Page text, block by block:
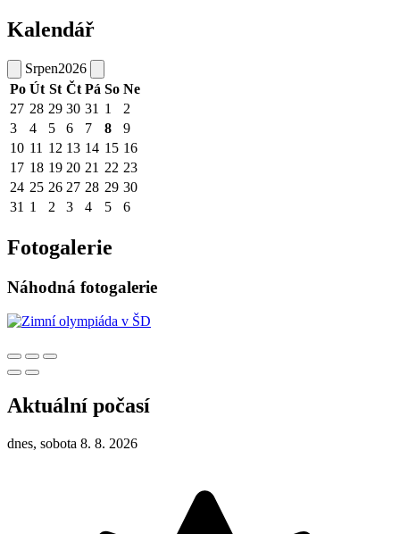
Kalendář
Srpen2026
Po Út St Čt Pá So Ne
27 28 29 30 31 1
2
3
4 5 6 7 8
9
10 11 12 13 14 15 16
17 18 19 20 21 22 23
24 25 26 27 28 29 30
31 1 2 3 4 5 6
Fotogalerie
Náhodná fotogalerie
Aktuální počasí
dnes, sobota 8. 8. 2026